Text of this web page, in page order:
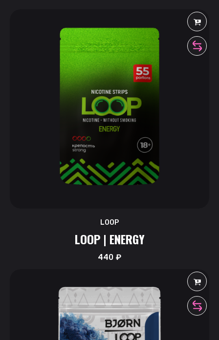
LOOP
LOOP | ENERGY
440₽